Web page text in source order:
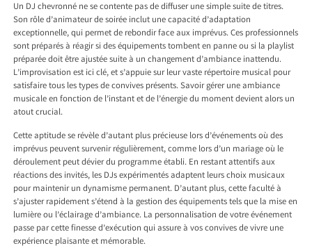
Un DJ chevronné ne se contente pas de diffuser une simple suite de titres.
Son rôle d’animateur de soirée inclut une capacité d’adaptation
exceptionnelle, qui permet de rebondir face aux imprévus. Ces professionnels
sont préparés à réagir si des équipements tombent en panne ou si la playlist
préparée doit être ajustée suite à un changement d’ambiance inattendu.
L’improvisation est ici clé, et s’appuie sur leur vaste répertoire musical pour
satisfaire tous les types de convives présents. Savoir gérer une ambiance
musicale en fonction de l’instant et de l’énergie du moment devient alors un
atout crucial.
Cette aptitude se révèle d’autant plus précieuse lors d’événements où des
imprévus peuvent survenir régulièrement, comme lors d’un mariage où le
déroulement peut dévier du programme établi. En restant attentifs aux
réactions des invités, les DJs expérimentés adaptent leurs choix musicaux
pour maintenir un dynamisme permanent. D’autant plus, cette faculté à
s’ajuster rapidement s’étend à la gestion des équipements tels que la mise en
lumière ou l’éclairage d’ambiance. La personnalisation de votre événement
passe par cette finesse d’exécution qui assure à vos convives de vivre une
expérience plaisante et mémorable.